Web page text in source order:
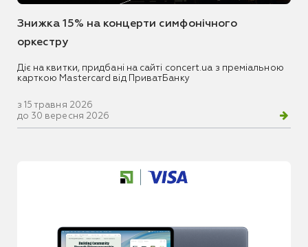
Знижка 15% на концерти симфонічного
оркестру
Діє на квитки, придбані на сайті concert.ua з преміальною
карткою Mastercard від ПриватБанку
з 15 травня 2026
до 30 вересня 2026